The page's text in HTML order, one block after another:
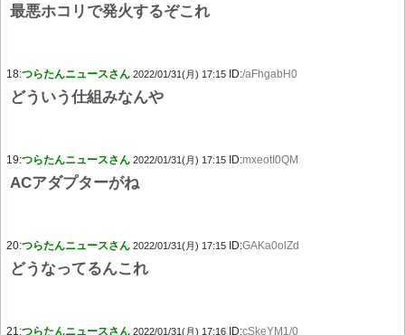
最悪ホコリで発火するぞこれ
18:つらたんニュースさん 2022/01/31(月) 17:15 ID:/aFhgabH0
どういう仕組みなんや
19:つらたんニュースさん 2022/01/31(月) 17:15 ID:mxeotI0QM
ACアダプターがね
20:つらたんニュースさん 2022/01/31(月) 17:15 ID:GAKa0olZd
どうなってるんこれ
21:つらたんニュースさん 2022/01/31(月) 17:16 ID:cSkeYM1/0